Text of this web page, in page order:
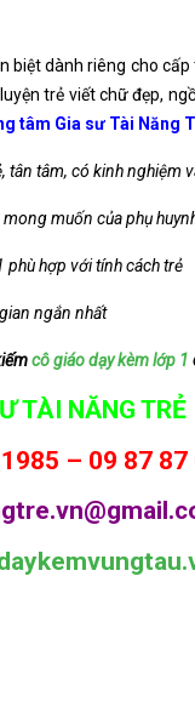
biệt dành riêng cho
trẻ viết chữ đẹp,
tâm Gia sư Tài Năng
tân tâm, có kinh nghiệm
muốn của phụ
phù hợp với tính cách trẻ
ngắn nhất
cô giáo dạy kèm lớp 1
TÀI NĂNG TRẺ
– 09 87 87